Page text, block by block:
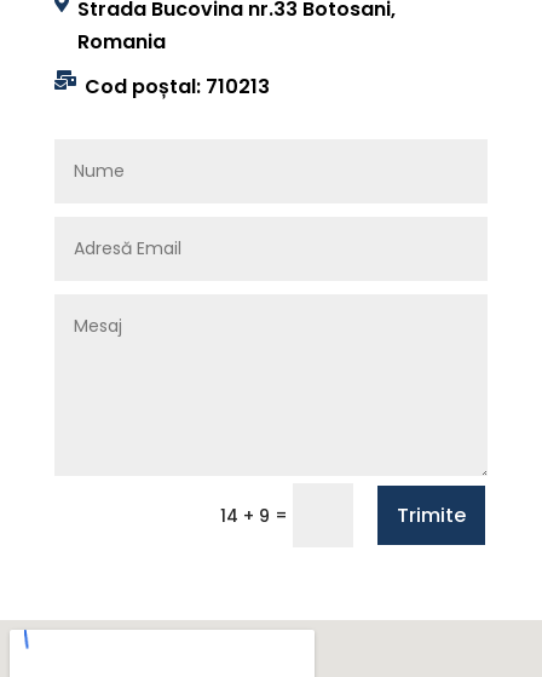
Strada Bucovina nr.33 Botosani,
Romania
 Cod poștal: 710213
14 + 9 = Trimite